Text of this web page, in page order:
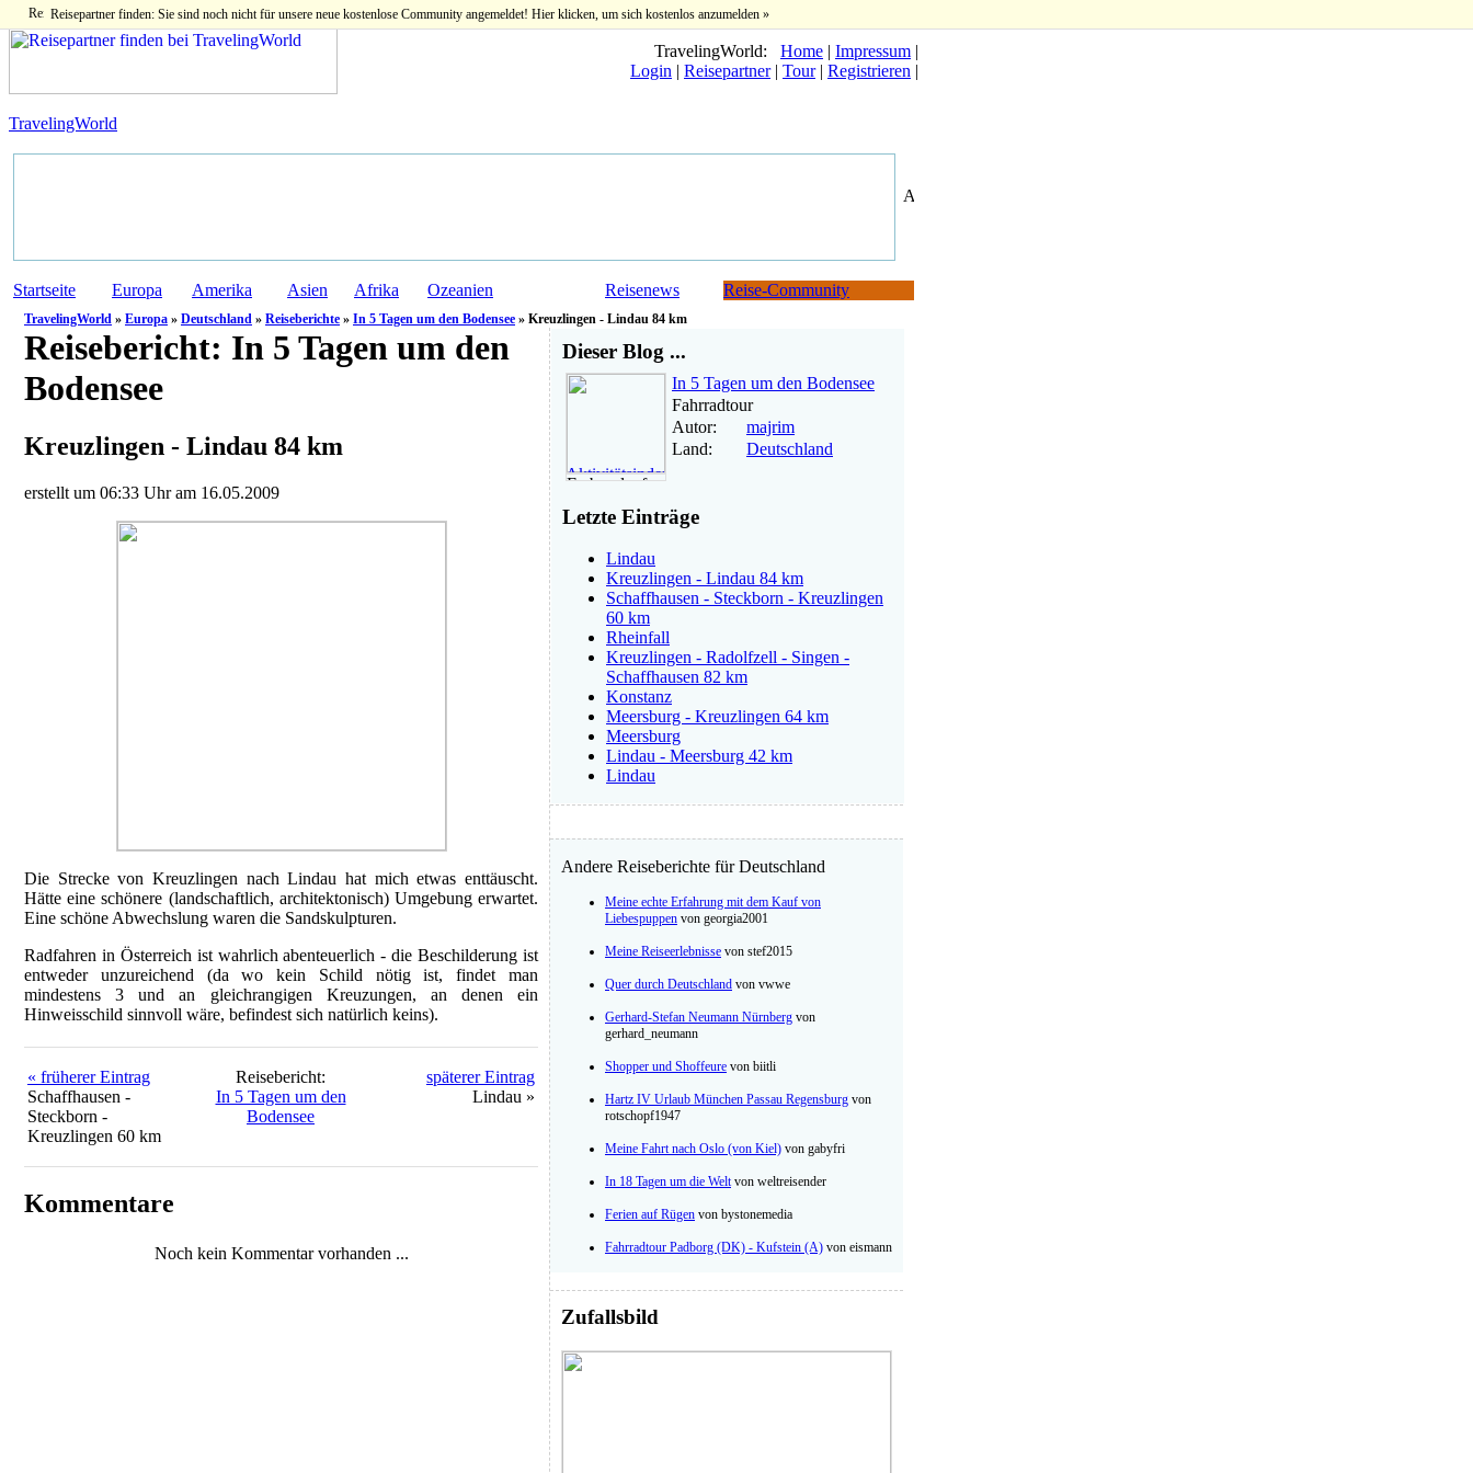
Reisepartner finden: Sie sind noch nicht für unsere neue kostenlose Community angemeldet! Hier klicken, um sich kostenlos anzumelden »
TravelingWorld: Home | Impressum |
Login | Reisepartner| Tour| Registrieren |
TravelingWorld
Startseite Europa Amerika Asien Afrika Ozeanien Reisenews Reise-Community
TravelingWorld » Europa » Deutschland » Reiseberichte » In 5 Tagen um den Bodensee » Kreuzlingen - Lindau 84 km
Reisebericht: In 5 Tagen um den
Bodensee
Kreuzlingen - Lindau 84 km
erstellt um 06:33 Uhr am 16.05.2009
Die Strecke von Kreuzlingen nach Lindau hat mich etwas enttäuscht.
Hätte eine schönere (landschaftlich, architektonisch) Umgebung erwartet.
Eine schöne Abwechslung waren die Sandskulpturen.
Radfahren in Österreich ist wahrlich abenteuerlich - die Beschilderung ist
entweder unzureichend (da wo kein Schild nötig ist, findet man
mindestens 3 und an gleichrangigen Kreuzungen, an denen ein
Hinweisschild sinnvoll wäre, befindest sich natürlich keins).
« früherer Eintrag
Schaffhausen -
Steckborn -
Kreuzlingen 60 km
Reisebericht:
In 5 Tagen um den
Bodensee
späterer Eintrag
Lindau »
Kommentare
Noch kein Kommentar vorhanden ...
Dieser Blog ...
In 5 Tagen um den Bodensee
Fahrradtour
Autor:
majrim
Land:
Deutschland
Letzte Einträge
Lindau
Kreuzlingen - Lindau 84 km
Schaffhausen - Steckborn - Kreuzlingen
60 km
Rheinfall
Kreuzlingen - Radolfzell - Singen -
Schaffhausen 82 km
Konstanz
Meersburg - Kreuzlingen 64 km
Meersburg
Lindau - Meersburg 42 km
Lindau
Andere Reiseberichte für Deutschland
Meine echte Erfahrung mit dem Kauf von
Liebespuppen von georgia2001
Meine Reiseerlebnisse von stef2015
Quer durch Deutschland von vwwe
Gerhard-Stefan Neumann Nürnberg von
gerhard_neumann
Shopper und Shoffeure von biitli
Hartz IV Urlaub München Passau Regensburg von
rotschopf1947
Meine Fahrt nach Oslo (von Kiel) von gabyfri
In 18 Tagen um die Weltvon weltreisender
Ferien auf Rügen von bystonemedia
Fahrradtour Padborg (DK) - Kufstein (A) von eismann
Zufallsbild